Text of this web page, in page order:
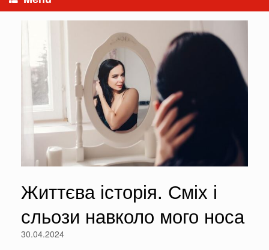
Життєва історія. Сміх і
сльози навколо мого носа
30.04.2024